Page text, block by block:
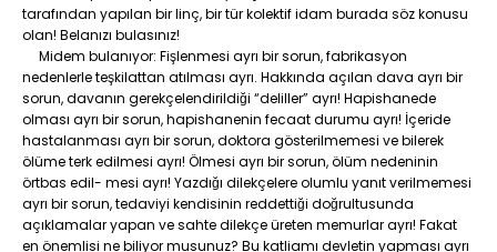
tarafından yapılan bir linç, bir tür kolektif idam burada söz konusu
olan! Belanızı bulasınız!
Midem bulanıyor: Fişlenmesi ayrı bir sorun, fabrikasyon
nedenlerle teşkilattan atılması ayrı. Hakkında açılan dava ayrı bir
sorun, davanın gerekçelendirildiği “deliller” ayrı! Hapishanede
olması ayrı bir sorun, hapishanenin fecaat durumu ayrı! İçeride
hastalanması ayrı bir sorun, doktora gösterilmemesi ve bilerek
ölüme terk edilmesi ayrı! Ölmesi ayrı bir sorun, ölüm nedeninin
örtbas edil- mesi ayrı! Yazdığı dilekçelere olumlu yanıt verilmemesi
ayrı bir sorun, tedaviyi kendisinin reddettiği doğrultusunda
açıklamalar yapan ve sahte dilekçe üreten memurlar ayrı! Fakat
en önemlisi ne biliyor musunuz? Bu katliamı devletin yapması ayrı